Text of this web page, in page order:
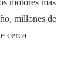
motores más
millones de
cerca